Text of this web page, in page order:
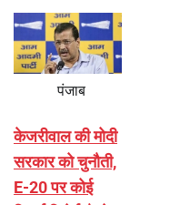
पंजाब
केजरीवाल की मोदी
सरकार को चुनौती,
E-20 पर कोई